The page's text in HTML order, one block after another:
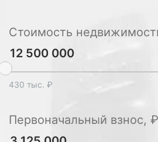
Стоимость
430 тыс. ₽
Первоначальный взнос, ₽